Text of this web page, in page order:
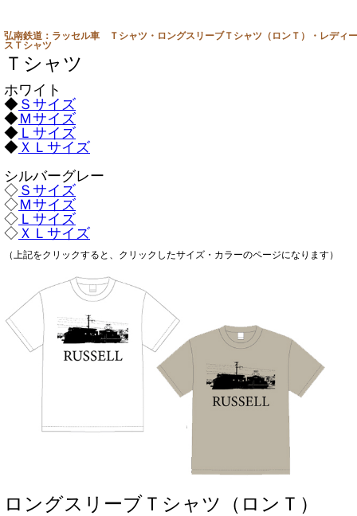
弘南鉄道：ラッセル車 Ｔシャツ・ロングスリーブＴシャツ（ロンＴ）・レディー
スＴシャツ
Ｔシャツ
ホワイト
◆ Ｓサイズ
◆Ｍサイズ
◆ Ｌサイズ
◆ ＸＬサイズ
シルバーグレー
◇ Ｓサイズ
◇Ｍサイズ
◇ Ｌサイズ
◇ ＸＬサイズ
（上記をクリックすると、クリックしたサイズ・カラーのページになります）
ロングスリーブＴシャツ（ロンＴ）